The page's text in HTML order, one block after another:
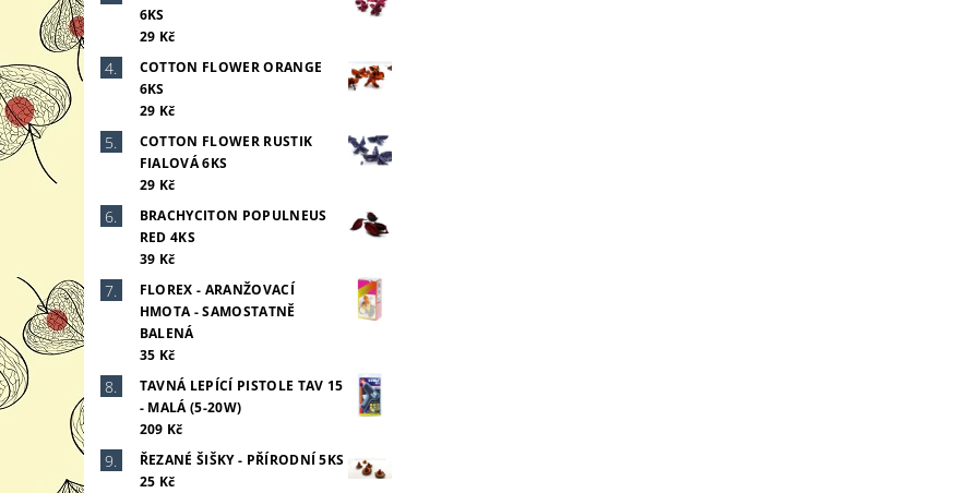
6KS
29 Kč
COTTON FLOWER ORANGE
6KS
29 Kč
COTTON FLOWER RUSTIK
FIALOVÁ 6KS
29 Kč
BRACHYCITON POPULNEUS
RED 4KS
39 Kč
FLOREX - ARANŽOVACÍ
HMOTA - SAMOSTATNĚ
BALENÁ
35 Kč
TAVNÁ LEPÍCÍ PISTOLE TAV 15
- MALÁ (5-20W)
209 Kč
ŘEZANÉ ŠIŠKY - PŘÍRODNÍ 5KS
25 Kč